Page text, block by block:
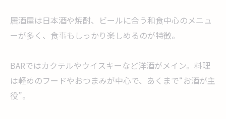
居酒屋は日本酒や焼酎、ビールに合う和食中心のメニュ
ーが多く、食事もしっかり楽しめるのが特徴。
BARではカクテルやウイスキーなど洋酒がメイン。料理
は軽めのフードやおつまみが中心で、あくまで“お酒が主
役”。